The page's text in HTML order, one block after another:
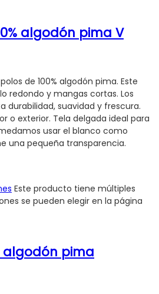
algodón pima V
de 100% algodón pima. Este
redondo y mangas cortas. Los
durabilidad, suavidad y frescura.
o exterior. Tela delgada ideal para
usar el blanco como
una pequeña transparencia.
Este producto tiene múltiples
se pueden elegir en la página
algodón pima